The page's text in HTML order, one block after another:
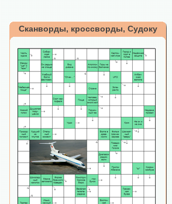
Сканворды, кроссворды, Судоку